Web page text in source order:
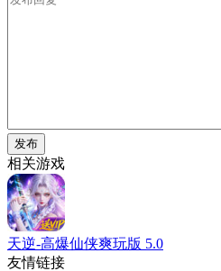
发布
相关游戏
天逆-高爆仙侠爽玩版 5.0
友情链接